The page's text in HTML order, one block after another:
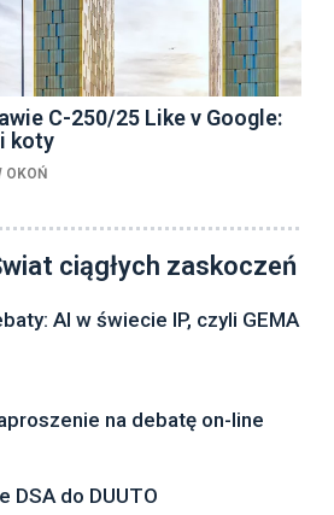
C-250/25 Like v Google:
koty
OKOŃ
ciągłych zaskoczeń
AI w świecie IP, czyli GEMA
na debatę on-line
DSA do DUUTO